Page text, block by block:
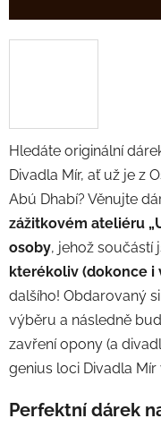
Hledáte originální
Divadla Mír, ať už je z
Abú Dhabí? Věnujte
zážitkovém ateliéru
osoby, jehož součástí
kterékoliv (dokonce i
dalšího! Obdarovaný
výběru a následně
zavření opony (a
genius loci Divadla Mír
Perfektní dárek